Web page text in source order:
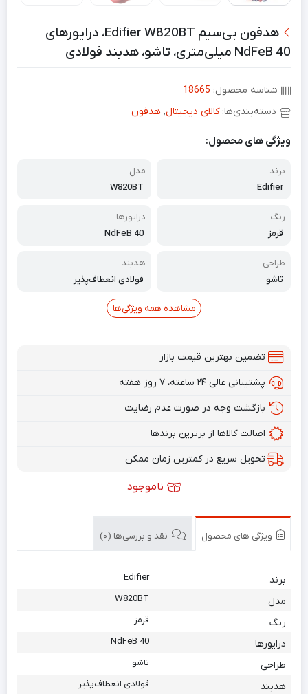
هدفون بی‌سیم Edifier W820BT، درایورهای
NdFeB 40 میلی‌متری، تاشو، هدبند فولادی
شناسه محصول: 18665
دسته‌بندی‌ها:کالای دیجیتال, هدفون
ویژگی های محصول:
برند
Edifier
مدل
W820BT
رنگ
قرمز
درایورها
NdFeB 40
طراحی
تاشو
هدبند
فولادی انعطاف‌پذیر
مشاهده همه ویژگی‌ها
تضمین بهترین قیمت بازار
پشتیبانی عالی ۲۴ ساعته، ۷ روز هفته
بازگشت وجه در صورت عدم رضایت
اصالت کالاها از برترین برندها
تحویل سریع در کمترین زمان ممکن
ناموجود
ویژگی های محصول نقد و بررسی‌ها (0)
برند Edifier
مدل W820BT
رنگ قرمز
درایورها NdFeB 40
طراحی تاشو
هدبند فولادی انعطاف‌پذیر